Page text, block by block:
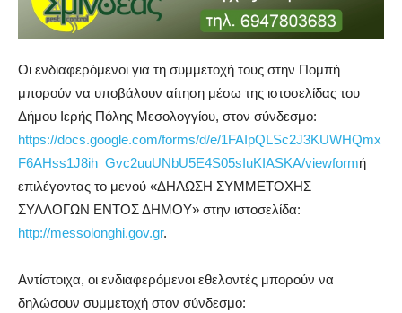
Οι ενδιαφερόμενοι για τη συμμετοχή τους στην Πομπή
μπορούν να υποβάλουν αίτηση μέσω της ιστοσελίδας του
Δήμου Ιερής Πόλης Μεσολογγίου, στον σύνδεσμο:
https://docs.google.com/forms/d/e/1FAIpQLSc2J3KUWHQmx
F6AHss1J8ih_Gvc2uuUNbU5E4S05sIuKIASKA/viewformή
επιλέγοντας το μενού «ΔΗΛΩΣΗ ΣΥΜΜΕΤΟΧΗΣ
ΣΥΛΛΟΓΩΝ ΕΝΤΟΣ ΔΗΜΟΥ» στην ιστοσελίδα:
http://messolonghi.gov.gr.
Αντίστοιχα, οι ενδιαφερόμενοι εθελοντές μπορούν να
δηλώσουν συμμετοχή στον σύνδεσμο: